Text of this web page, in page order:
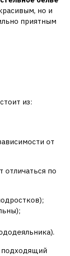
но и
приятным
из:
от
отличаться по
подходящий